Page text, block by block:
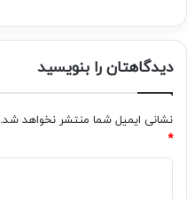
دیدگاهتان را بنویسید
نشانی ایمیل شما منتشر نخواهد شد.
*